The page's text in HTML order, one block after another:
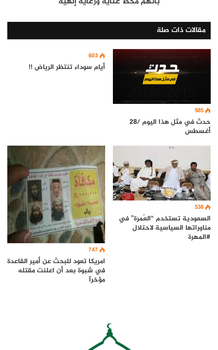
مقالات ذات صلة
585
حدث في مثل هذا اليوم /28
أغسطس
603
أيام سوداء تنتظر الرياض !!
538
السعودية تستخدم “العُمرة” في
مناوراتها السياسية لاحتلال
#المهرة
747
امريكا تعود للبحث عن أمير القاعدة
في شبوة بعد أن اعلنت مقتله
مؤخرآ